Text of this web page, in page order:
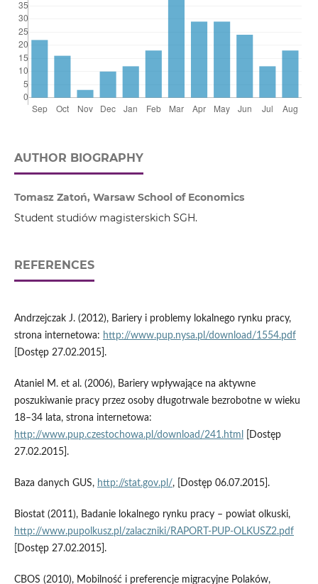
AUTHOR BIOGRAPHY
Tomasz Zatoń, Warsaw School of Economics
Student studiów magisterskich SGH.
REFERENCES
Andrzejczak J. (2012), Bariery i problemy lokalnego rynku pracy,
strona internetowa: http://www.pup.nysa.pl/download/1554.pdf
[Dostęp 27.02.2015].
Ataniel M. et al. (2006), Bariery wpływające na aktywne
poszukiwanie pracy przez osoby długotrwale bezrobotne w wieku
18–34 lata, strona internetowa:
http://www.pup.czestochowa.pl/download/241.html
[Dostęp
27.02.2015].
Baza danych GUS, http://stat.gov.pl/, [Dostęp 06.07.2015].
Biostat (2011), Badanie lokalnego rynku pracy – powiat olkuski,
http://www.pupolkusz.pl/zalaczniki/RAPORT-PUP-OLKUSZ2.pdf
[Dostęp 27.02.2015].
CBOS (2010), Mobilność i preferencje migracyjne Polaków,